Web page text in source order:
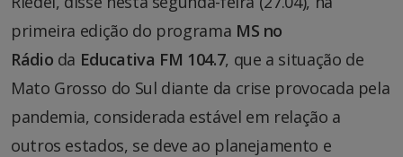
primeira edição do programa MS no
Rádio da Educativa FM 104.7, que a situação de
Mato Grosso do Sul diante da crise provocada pela
pandemia, considerada estável em relação a
outros estados, se deve ao planejamento e